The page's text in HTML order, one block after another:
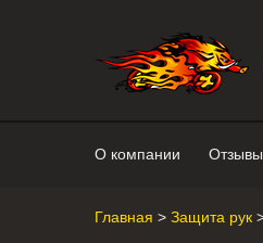
О компании Отзывы
Главная > Защита рук